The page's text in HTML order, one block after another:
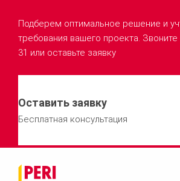
Подберем оптимальное решение и
требования вашего проекта. Звоните
31 или оставьте заявку
Оставить заявку
Бесплатная консультация